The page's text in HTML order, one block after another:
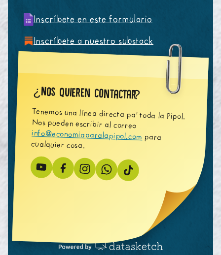
Inscríbete en este formulario
Inscríbete a nuestro substack
¿Nos quieren contactar?
Tenemos una línea directa pa' toda la Pipol.
Nos pueden escribir al correo
info@economiaparalapipol.com para
cualquier cosa.